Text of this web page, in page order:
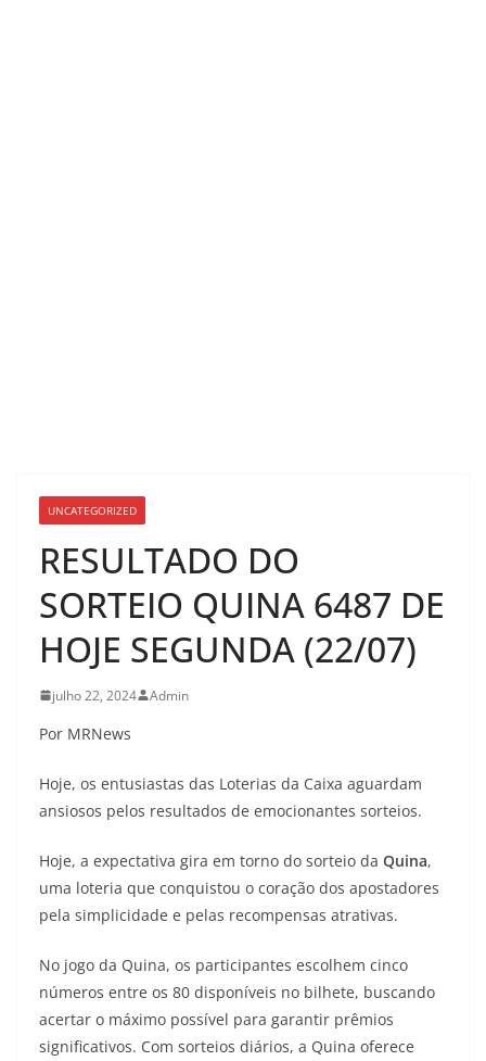
UNCATEGORIZED
RESULTADO DO
SORTEIO QUINA 6487 DE
HOJE SEGUNDA (22/07)
julho 22, 2024 Admin
Por MRNews
Hoje, os entusiastas das Loterias da Caixa aguardam
ansiosos pelos resultados de emocionantes sorteios.
Hoje, a expectativa gira em torno do sorteio da Quina,
uma loteria que conquistou o coração dos apostadores
pela simplicidade e pelas recompensas atrativas.
No jogo da Quina, os participantes escolhem cinco
números entre os 80 disponíveis no bilhete, buscando
acertar o máximo possível para garantir prêmios
significativos. Com sorteios diários, a Quina oferece